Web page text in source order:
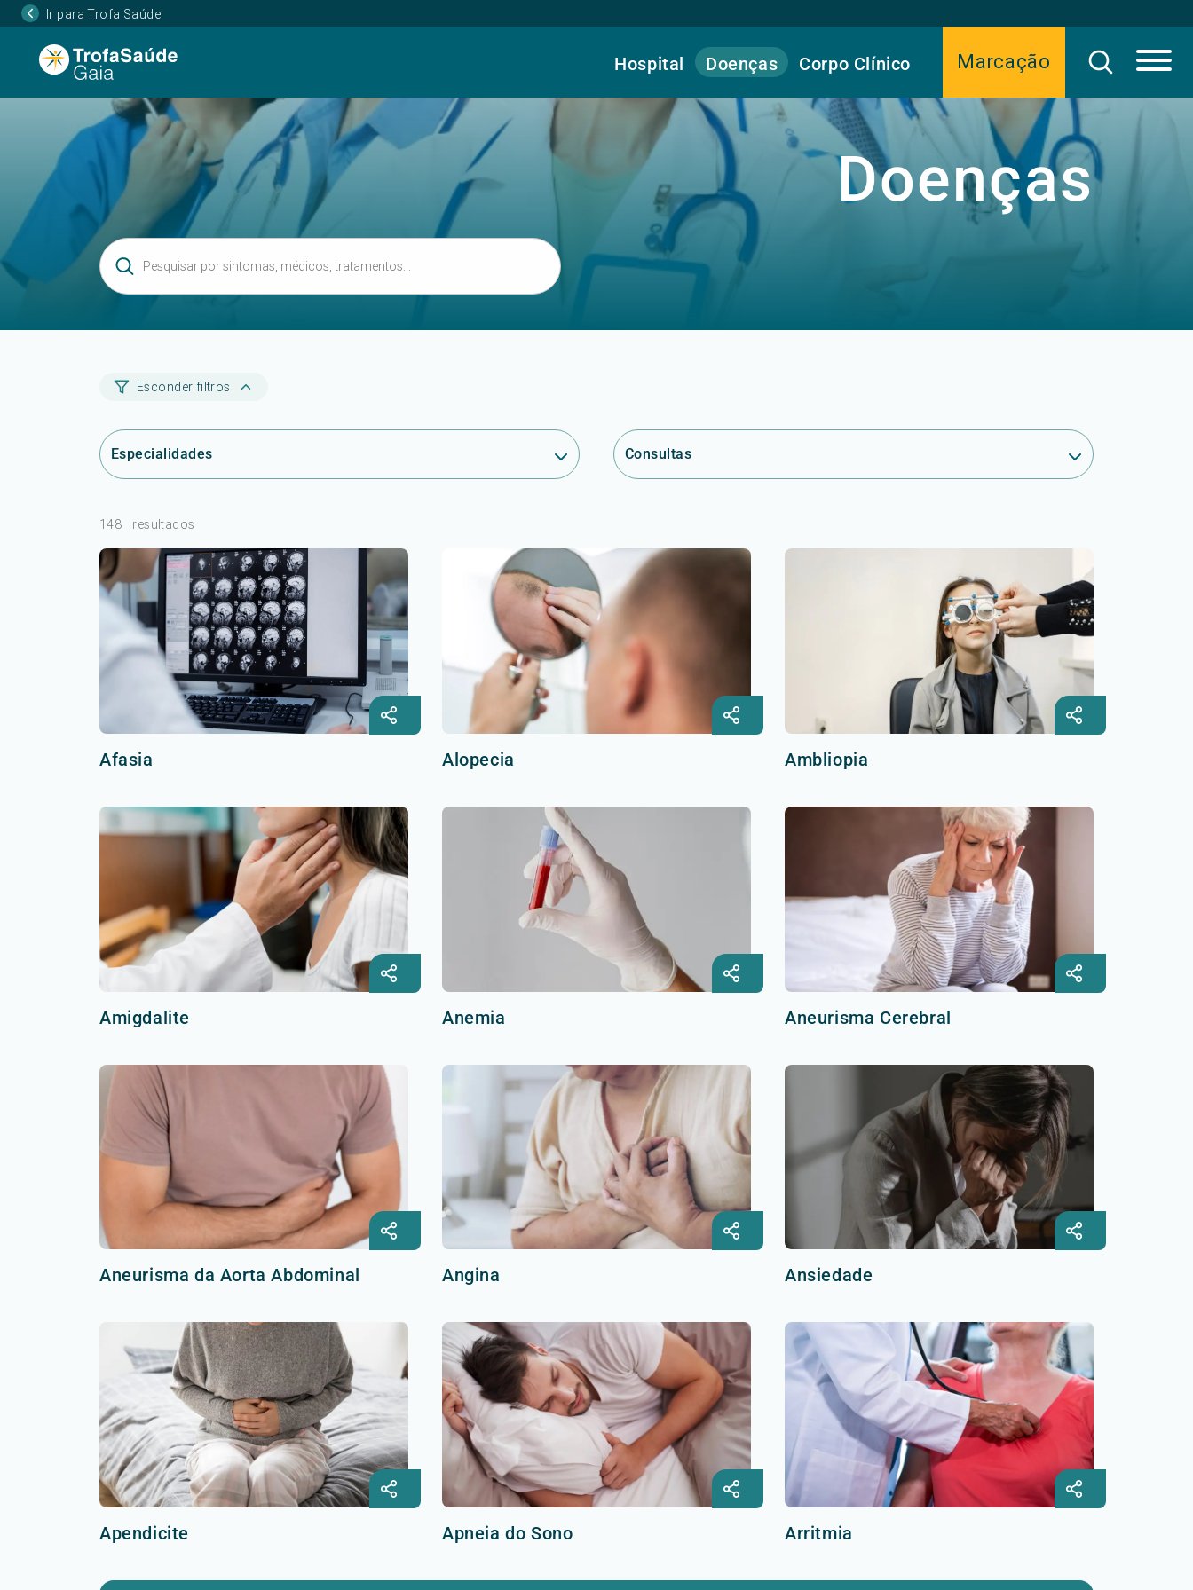
Ir para Trofa Saúde
Marcação
Hospital Doenças Corpo Clínico
Doenças
Esconder filtros
Especialidades Consultas
148 resultados
Afasia Alopecia Ambliopia
Amigdalite Anemia Aneurisma Cerebral
Aneurisma da Aorta Abdominal Angina Ansiedade
Apendicite Apneia do Sono Arritmia